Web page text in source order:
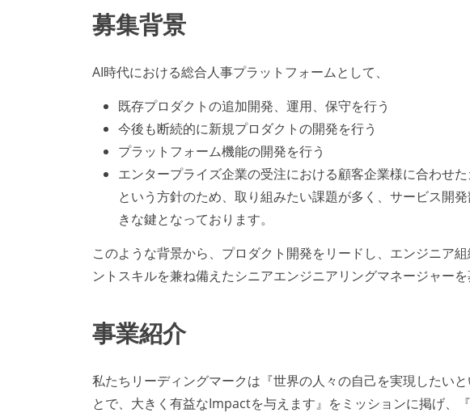
募集背景
AI時代における総合人事プラットフォームとして、
既存プロダクトの追加開発、運用、保守を行う
今後も断続的に新規プロダクトの開発を行う
プラットフォーム機能の開発を行う
エンタープライズ企業の受注における顧客企業様に合わせ
という方針のため、取り組みたい課題が多く、サービス開
きな鍵となっております。
このような背景から、プロダクト開発をリードし、エンジニア
ントスキルを兼ね備えたシニアエンジニアリングマネージャーを
事業紹介
私たちリーディングマークは『世界の人々の自己を実現したい
とで、大きく有益なImpactを与えます』をミッションに掲げ、